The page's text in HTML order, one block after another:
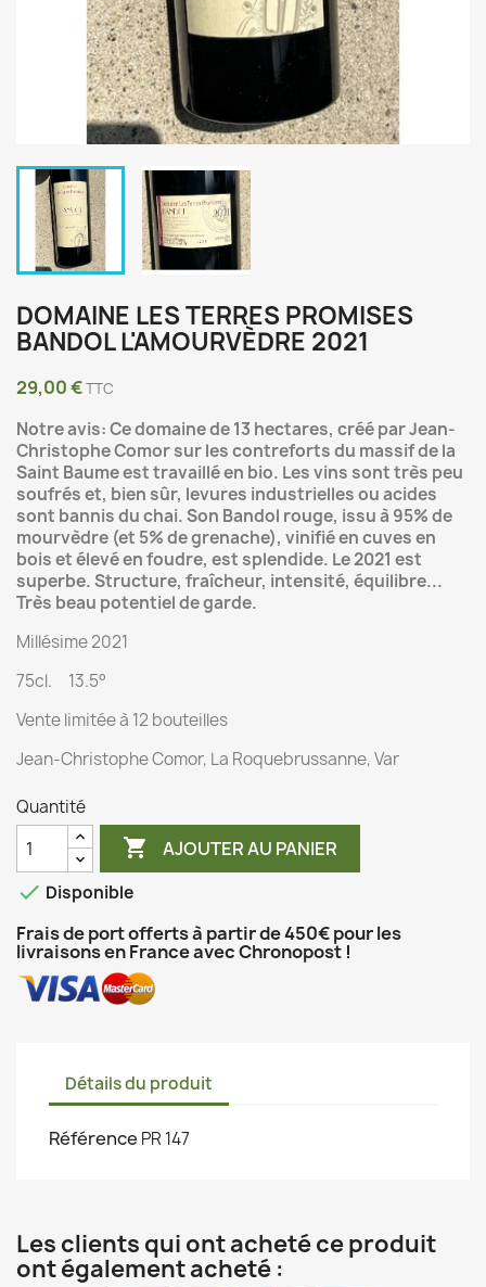
DOMAINE LES TERRES PROMISES
BANDOL L'AMOURVÈDRE 2021
29,00 €TTC
Notre avis: Ce domaine de 13 hectares, créé par Jean-
Christophe Comor sur les contreforts du massif de la
Saint Baume est travaillé en bio. Les vins sont très peu
soufrés et, bien sûr, levures industrielles ou acides
sont bannis du chai. Son Bandol rouge, issu à 95% de
mourvèdre (et 5% de grenache), vinifié en cuves en
bois et élevé en foudre, est splendide. Le 2021 est
superbe. Structure, fraîcheur, intensité, équilibre...
Très beau potentiel de garde.
Millésime 2021
75cl. 13.5°
Vente limitée à 12 bouteilles
Jean-Christophe Comor, La Roquebrussanne, Var
Quantité
 AJOUTER AU PANIER
 Disponible
Frais de port offerts à partir de 450€ pour les
livraisons en France avec Chronopost !
Détails du produit
Référence PR 147
Les clients qui ont acheté ce produit
ont également acheté :